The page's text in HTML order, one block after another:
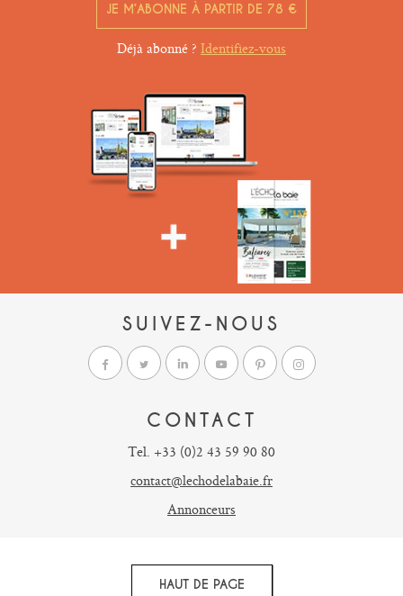
JE M’ABONNE À PARTIR DE 78 €
Déjà abonné ? Identifiez-vous
SUIVEZ-NOUS
CONTACT
Tel. +33 (0)2 43 59 90 80
contact@lechodelabaie.fr
Annonceurs
HAUT DE PAGE